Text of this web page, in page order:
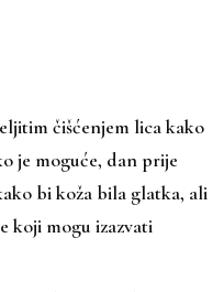
čišćenjem lica kako
je moguće, dan prije
bi koža bila glatka, ali
koji mogu izazvati